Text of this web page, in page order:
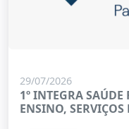
29/07/2026
1º INTEGRA
ENSINO,